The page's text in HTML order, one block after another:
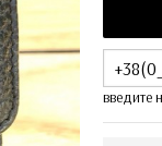
введите